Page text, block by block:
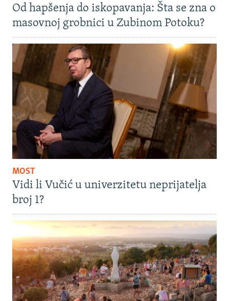
Od hapšenja do iskopavanja: Šta se zna o
masovnoj grobnici u Zubinom Potoku?
MOST
Vidi li Vučić u univerzitetu neprijatelja
broj 1?